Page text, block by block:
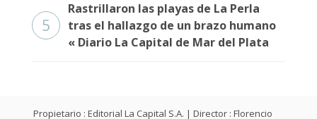
5
Rastrillaron las playas de La Perla
tras el hallazgo de un brazo humano
« Diario La Capital de Mar del Plata
Propietario : Editorial La Capital S.A. | Director : Florencio